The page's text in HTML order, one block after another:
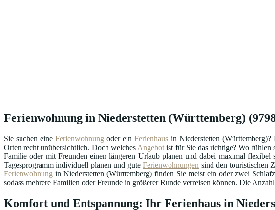
Ferienwohnung in Niederstetten (Württemberg)
Sie suchen eineFerienwohnung oder einFerienhaus in Niederstetten
Orten recht unübersichtlich. Doch welches Angebot ist für Sie das richtige? Wo fühlen
Familie oder mit Freunden einen längeren Urlaub planen und dabei maximal
Tagesprogramm individuell planen und guteFerienwohnungen sind den touristischen
Ferienwohnung in Niederstetten (Württemberg) finden Sie meist ein oder zwei
sodass mehrere Familien oder Freunde in größerer Runde verreisen können. Die
Komfort und Entspannung: Ihr Ferienhaus in